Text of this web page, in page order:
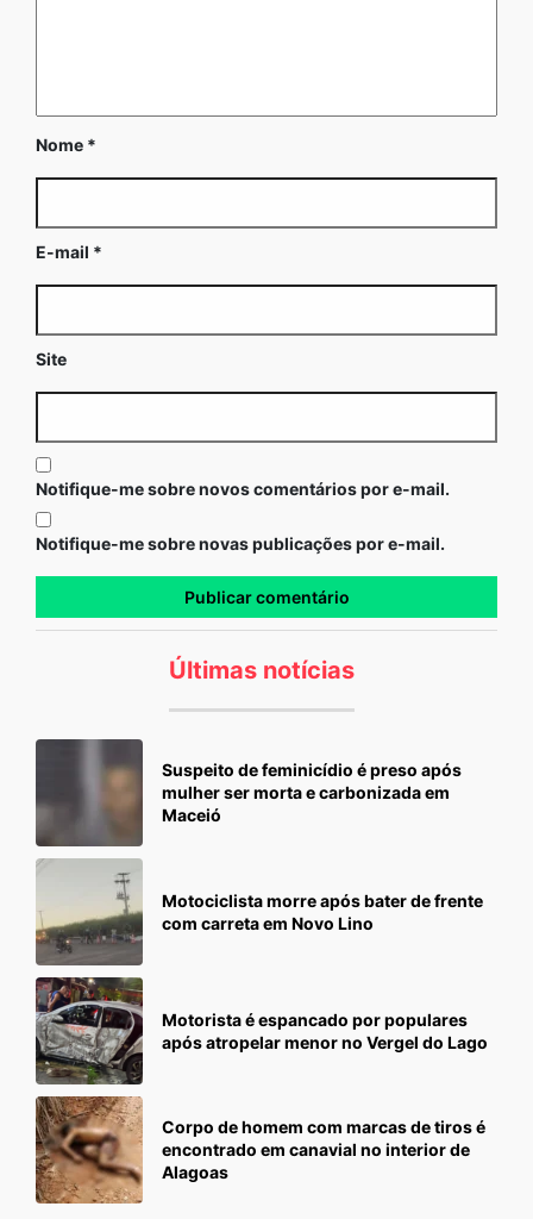
Nome *
E-mail *
Site
Notifique-me sobre novos comentários por e-mail.
Notifique-me sobre novas publicações por e-mail.
Últimas notícias
Suspeito de feminicídio é preso após
mulher ser morta e carbonizada em
Maceió
Motociclista morre após bater de frente
com carreta em Novo Lino
Motorista é espancado por populares
após atropelar menor no Vergel do Lago
Corpo de homem com marcas de tiros é
encontrado em canavial no interior de
Alagoas